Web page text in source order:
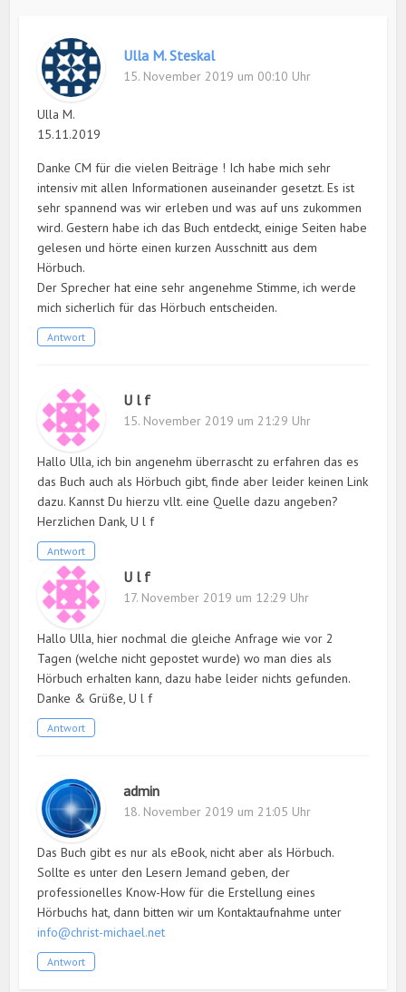
Ulla M. Steskal
15. November 2019 um 00:10 Uhr
Ulla M.
15.11.2019
Danke CM für die vielen Beiträge ! Ich habe mich sehr
intensiv mit allen Informationen auseinander gesetzt. Es ist
sehr spannend was wir erleben und was auf uns zukommen
wird. Gestern habe ich das Buch entdeckt, einige Seiten habe
gelesen und hörte einen kurzen Ausschnitt aus dem
Hörbuch.
Der Sprecher hat eine sehr angenehme Stimme, ich werde
mich sicherlich für das Hörbuch entscheiden.
Antwort
U l f
15. November 2019 um 21:29 Uhr
Hallo Ulla, ich bin angenehm überrascht zu erfahren das es
das Buch auch als Hörbuch gibt, finde aber leider keinen Link
dazu. Kannst Du hierzu vllt. eine Quelle dazu angeben?
Herzlichen Dank, U l f
Antwort
U l f
17. November 2019 um 12:29 Uhr
Hallo Ulla, hier nochmal die gleiche Anfrage wie vor 2
Tagen (welche nicht gepostet wurde) wo man dies als
Hörbuch erhalten kann, dazu habe leider nichts gefunden.
Danke & Grüße, U l f
Antwort
admin
18. November 2019 um 21:05 Uhr
Das Buch gibt es nur als eBook, nicht aber als Hörbuch.
Sollte es unter den Lesern Jemand geben, der
professionelles Know-How für die Erstellung eines
Hörbuchs hat, dann bitten wir um Kontaktaufnahme unter
info@christ-michael.net
Antwort